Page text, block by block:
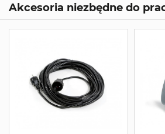
Akcesoria niezbędne do